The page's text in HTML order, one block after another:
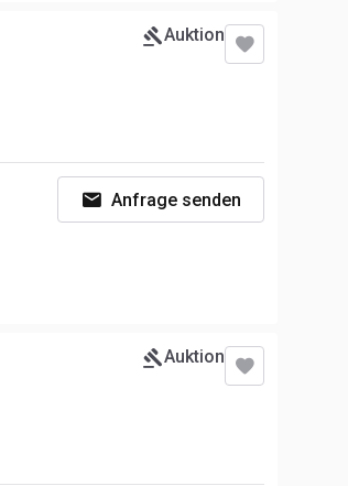
Auktion
Anfrage senden
Auktion